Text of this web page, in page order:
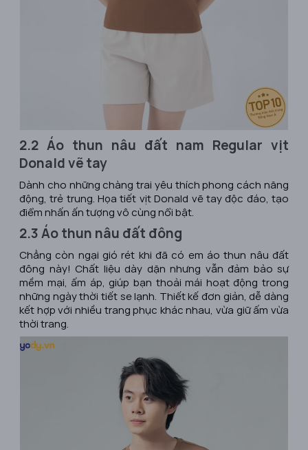
2.2 Áo thun nâu đất nam Regular vịt
Donald vẽ tay
Dành cho những chàng trai yêu thích phong cách năng
động, trẻ trung. Họa tiết vịt Donald vẽ tay độc đáo, tạo
điểm nhấn ấn tượng vô cùng nổi bật.
2.3 Áo thun nâu đất đông
Chẳng còn ngại gió rét khi đã có em áo thun nâu đất
đông này! Chất liệu dày dặn nhưng vẫn đảm bảo sự
mềm mại, ấm áp, giúp bạn thoải mái hoạt động trong
những ngày thời tiết se lạnh. Thiết kế đơn giản, dễ dàng
kết hợp với nhiều trang phục khác nhau, vừa giữ ấm vừa
thời trang.